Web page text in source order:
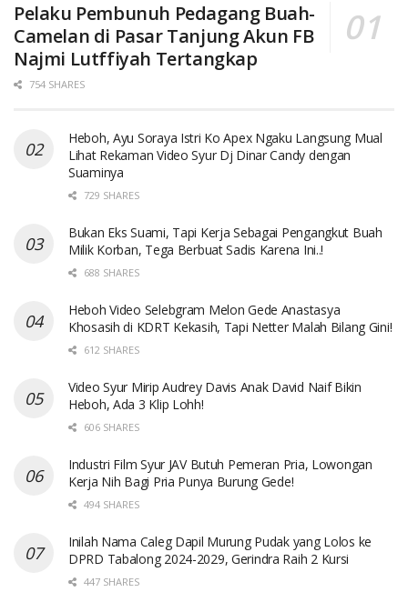
Pelaku Pembunuh Pedagang Buah-
Camelan di Pasar Tanjung Akun FB
Najmi Lutffiyah Tertangkap
754 SHARES
Heboh, Ayu Soraya Istri Ko Apex Ngaku Langsung Mual
Lihat Rekaman Video Syur Dj Dinar Candy dengan
Suaminya
729 SHARES
Bukan Eks Suami, Tapi Kerja Sebagai Pengangkut Buah
Milik Korban, Tega Berbuat Sadis Karena Ini..!
688 SHARES
Heboh Video Selebgram Melon Gede Anastasya
Khosasih di KDRT Kekasih, Tapi Netter Malah Bilang Gini!
612 SHARES
Video Syur Mirip Audrey Davis Anak David Naif Bikin
Heboh, Ada 3 Klip Lohh!
606 SHARES
Industri Film Syur JAV Butuh Pemeran Pria, Lowongan
Kerja Nih Bagi Pria Punya Burung Gede!
494 SHARES
Inilah Nama Caleg Dapil Murung Pudak yang Lolos ke
DPRD Tabalong 2024-2029, Gerindra Raih 2 Kursi
447 SHARES